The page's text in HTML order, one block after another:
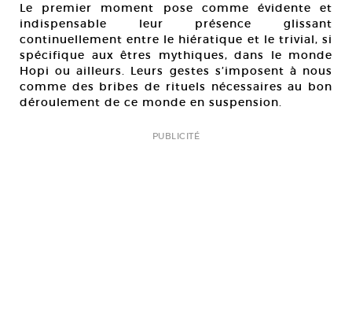
Le premier moment pose comme évidente et
indispensable leur présence glissant
continuellement entre le hiératique et le trivial, si
spécifique aux êtres mythiques, dans le monde
Hopi ou ailleurs. Leurs gestes s’imposent à nous
comme des bribes de rituels nécessaires au bon
déroulement de ce monde en suspension.
PUBLICITÉ